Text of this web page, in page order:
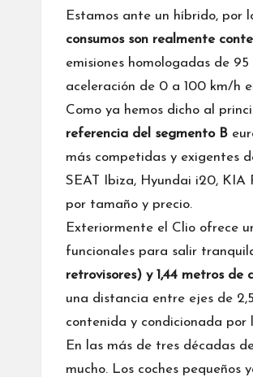
Estamos ante un híbrido, por
consumos son realmente
emisiones homologadas de
aceleración de 0 a 100 km/h
Como ya hemos dicho al
referencia del segmento B
más competidas y exigentes
SEAT Ibiza, Hyundai i20, KIA
por tamaño y precio.
Exteriormente el Clio ofrece
funcionales para salir
retrovisores) y 1,44 metros de
una distancia entre ejes de
contenida y condicionada
En las más de tres décadas
mucho. Los coches pequeños